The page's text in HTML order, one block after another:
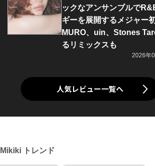
ックなアンサンブルで
ギーを展開するメジャー
MURO、uin、Stones
るリミックスも
2026年
人気レビュー一覧へ
Mikiki トレンド